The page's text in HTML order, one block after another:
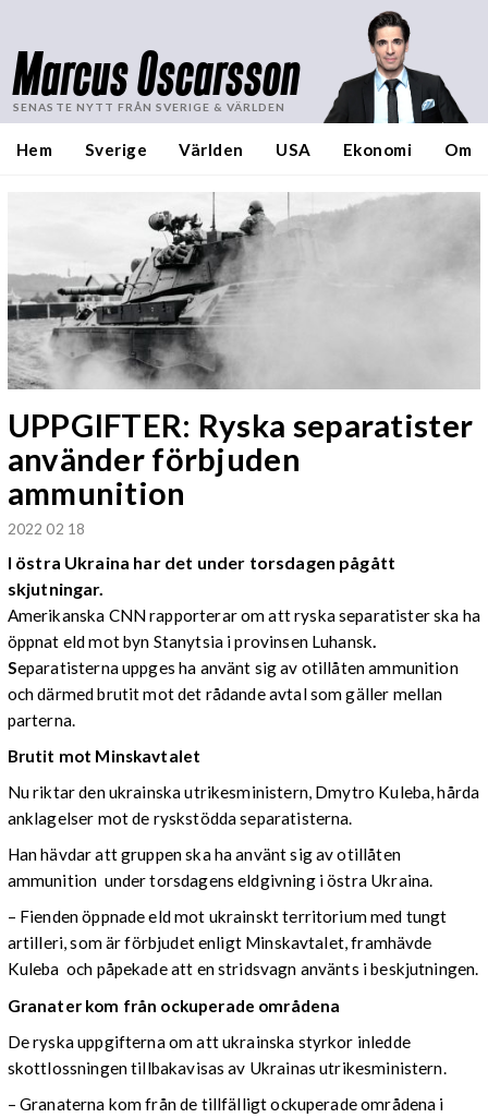
Marcus Oscarsson
SENASTE NYTT FRÅN SVERIGE & VÄRLDEN
Hem Sverige Världen USA Ekonomi Om
UPPGIFTER: Ryska separatister
använder förbjuden
ammunition
2022 02 18
I östra Ukraina har det under torsdagen pågått
skjutningar.
Amerikanska CNN rapporterar om att ryska separatister ska ha
öppnat eld mot byn Stanytsia i provinsen Luhansk.
Separatisterna uppges ha använt sig av otillåten ammunition
och därmed brutit mot det rådande avtal som gäller mellan
parterna.
Brutit mot Minskavtalet
Nu riktar den ukrainska utrikesministern, Dmytro Kuleba, hårda
anklagelser mot de ryskstödda separatisterna.
Han hävdar att gruppen ska ha använt sig av otillåten
ammunition under torsdagens eldgivning i östra Ukraina.
– Fienden öppnade eld mot ukrainskt territorium med tungt
artilleri, som är förbjudet enligt Minskavtalet, framhävde
Kuleba och påpekade att en stridsvagn använts i beskjutningen.
Granater kom från ockuperade områdena
De ryska uppgifterna om att ukrainska styrkor inledde
skottlossningen tillbakavisas av Ukrainas utrikesministern.
– Granaterna kom från de tillfälligt ockuperade områdena i